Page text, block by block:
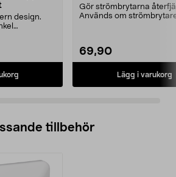
design.
Gör strömbrytarna
Används om
69,90
Lägg i varukorg
tillbehör